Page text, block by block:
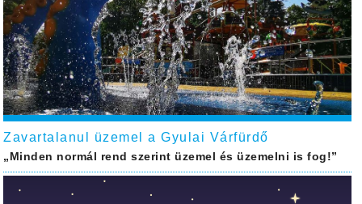
Zavartalanul üzemel a Gyulai Várfürdő
„Minden normál rend szerint üzemel és üzemelni is fog!”